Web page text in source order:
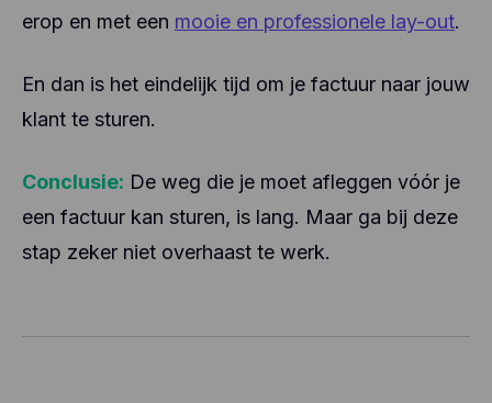
erop en met een mooie en professionele lay-out.
En dan is het eindelijk tijd om je factuur naar jouw
klant te sturen.
Conclusie: De weg die je moet afleggen vóór je
een factuur kan sturen, is lang. Maar ga bij deze
stap zeker niet overhaast te werk.